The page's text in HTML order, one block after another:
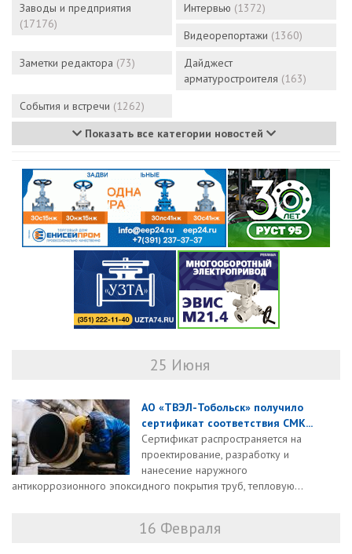
Заводы и предприятия
(17176)
Интервью (1372)
Видеорепортажи (1360)
Заметки редактора (73)
Дайджест
арматуростроителя (163)
События и встречи (1262)
Показать все категории новостей
25 Июня
АО «ТВЭЛ-Тобольск» получило
сертификат соответствия СМК...
Сертификат распространяется на
проектирование, разработку и
нанесение наружного
антикоррозионного эпоксидного покрытия труб, тепловую...
16 Февраля